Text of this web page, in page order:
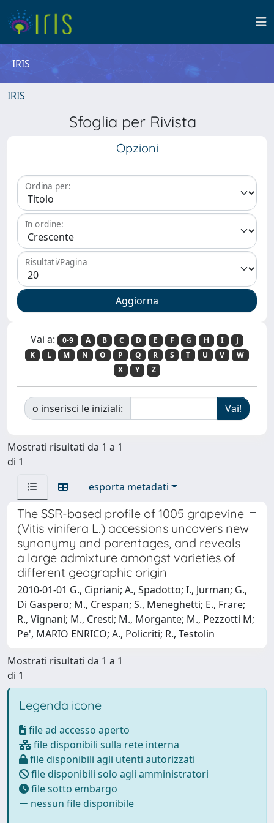
IRIS
IRIS
Sfoglia per Rivista
Opzioni
Ordina per:
In ordine:
Risultati/Pagina
Vai a: 0-9 A B C D E F G H I
J
K
L M N O P Q R S T U V
W
X
Y Z
o inserisci le iniziali:
Mostrati risultati da 1 a 1
di 1
esporta metadati
The SSR-based profile of 1005 grapevine
(Vitis vinifera L.) accessions uncovers new
synonymy and parentages, and reveals
a large admixture amongst varieties of
different geographic origin
2010-01-01 G., Cipriani; A., Spadotto; I., Jurman; G.,
Di Gaspero; M., Crespan; S., Meneghetti; E., Frare;
R., Vignani; M., Cresti; M., Morgante; M., Pezzotti M;
Pe', MARIO ENRICO; A., Policriti; R., Testolin
Mostrati risultati da 1 a 1
di 1
Legenda icone
file ad accesso aperto
file disponibili sulla rete interna
file disponibili agli utenti autorizzati
file disponibili solo agli amministratori
file sotto embargo
nessun file disponibile